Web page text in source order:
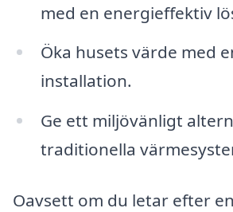
med en energieffektiv
Öka husets värde med
installation.
Ge ett miljövänligt
traditionella
Oavsett om du letar efter